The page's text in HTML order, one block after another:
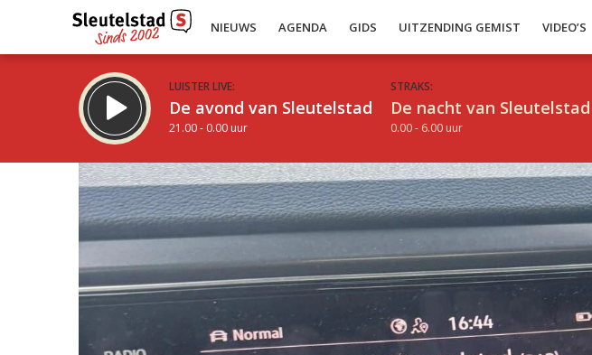
NIEUWS AGENDA GIDS UITZENDING GEMIST VIDEO’S
LUISTER LIVE:
De avond van Sleutelstad
21.00 - 0.00 uur
STRAKS:
De nacht van Sleutelstad
0.00 - 6.00 uur